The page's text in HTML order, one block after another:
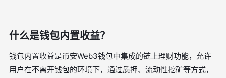
什么是钱包内置收益？
钱包内置收益是币安Web3钱包中集成的链上理财功能，允许
用户在不离开钱包的环境下，通过质押、流动性挖矿等方式，